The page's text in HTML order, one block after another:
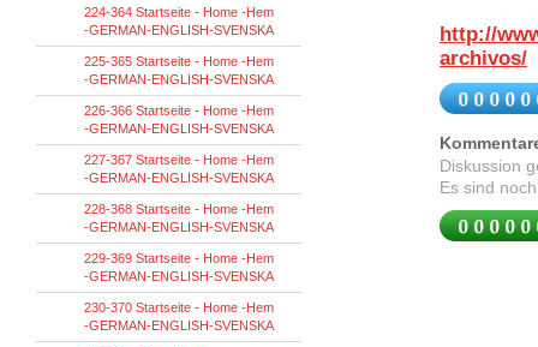
http://
archivos/
Diskussion
Es sind
224-364 Startseite - Home -Hem
-GERMAN-ENGLISH-SVENSKA
225-365 Startseite - Home -Hem
-GERMAN-ENGLISH-SVENSKA
226-366 Startseite - Home -Hem
-GERMAN-ENGLISH-SVENSKA
227-367 Startseite - Home -Hem
-GERMAN-ENGLISH-SVENSKA
228-368 Startseite - Home -Hem
-GERMAN-ENGLISH-SVENSKA
229-369 Startseite - Home -Hem
-GERMAN-ENGLISH-SVENSKA
230-370 Startseite - Home -Hem
-GERMAN-ENGLISH-SVENSKA